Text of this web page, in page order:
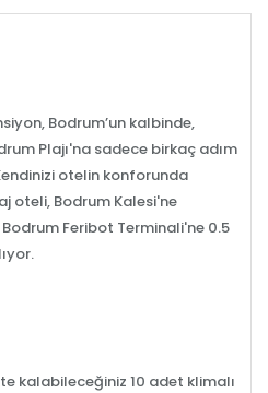
Bodrum’un kalbinde,
Plajı'na sadece birkaç adım
otelin konforunda
oteli, Bodrum Kalesi'ne
Feribot Terminali'ne 0.5
kalabileceğiniz 10 adet klimalı